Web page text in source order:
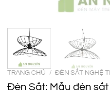
TRANG CHỦ / ĐÈN SẮT NGHỆ
Đèn Sắt: Mẫu đèn